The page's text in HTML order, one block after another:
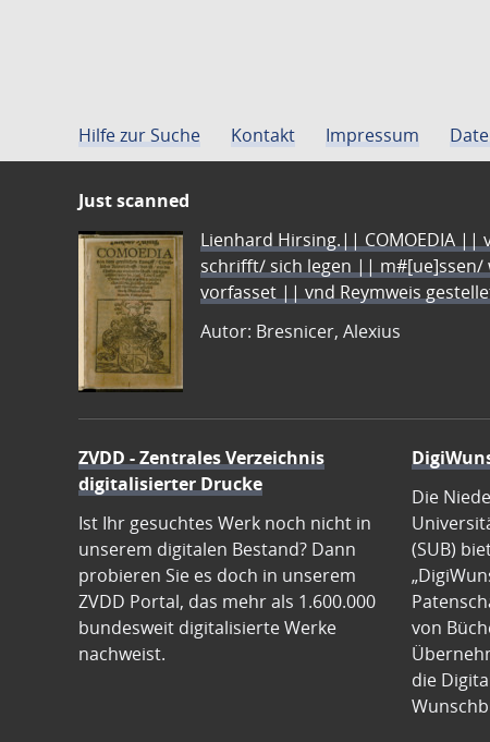
Hilfe zur Suche Kontakt Impressum
Just scanned
Lienhard Hirsing.|| COMOEDIA
schrifft/ sich legen || m#[ue]ssen/
vorfasset || vnd Reymweis
Autor: Bresnicer, Alexius
ZVDD - Zentrales Verzeichnis
digitalisierter Drucke
Ist Ihr gesuchtes Werk noch nicht in
unserem digitalen Bestand? Dann
probieren Sie es doch in unserem
ZVDD Portal, das mehr als 1.600.000
bundesweit digitalisierte Werke
nachweist.
Die
(SUB)
von
die